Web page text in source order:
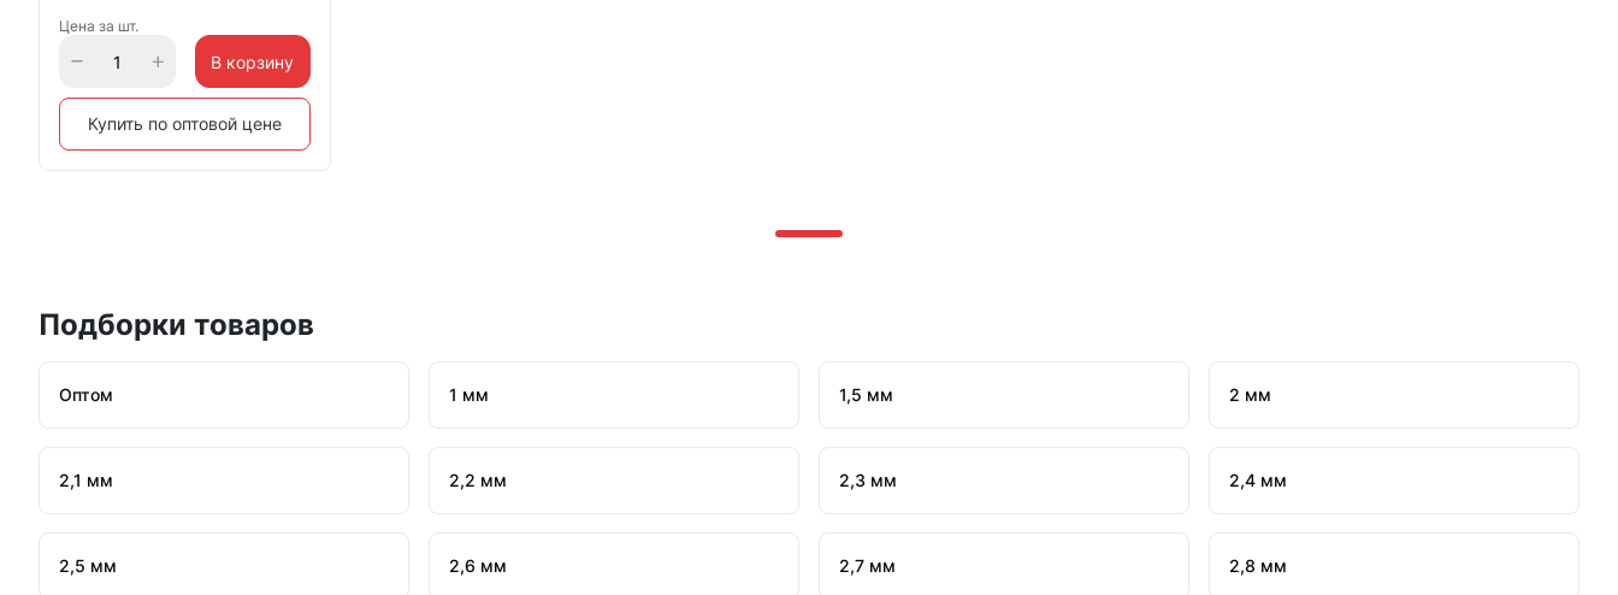
Цена за шт.
В корзину
Купить по оптовой цене
Подборки товаров
Оптом 1 мм 1,5 мм 2 мм
2,1 мм 2,2 мм 2,3 мм 2,4 мм
2,5 мм 2,6 мм 2,7 мм 2,8 мм